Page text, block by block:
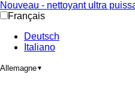
Nouveau - nettoyant ultra
Français
Deutsch
Italiano
Allemagne▼